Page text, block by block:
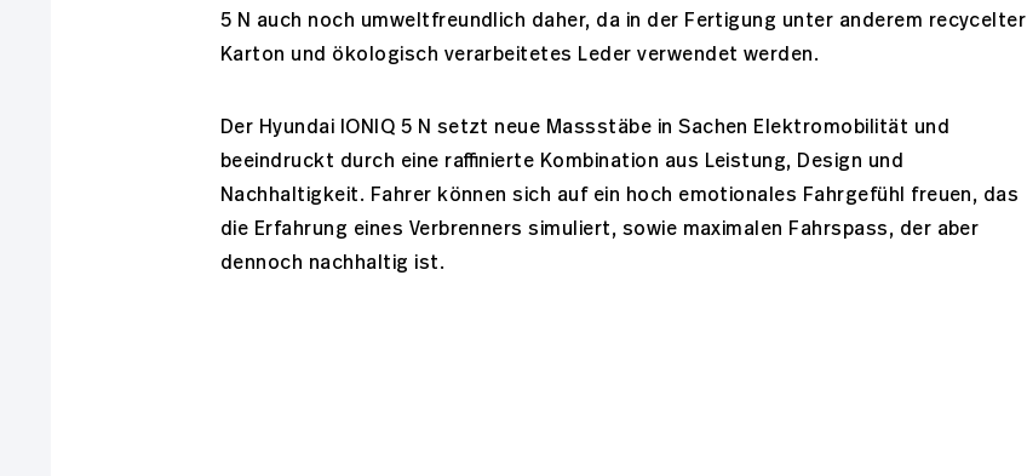
5 N auch noch umweltfreundlich daher, da in der Fertigung unter anderem recycelter
Karton und ökologisch verarbeitetes Leder verwendet werden.
Der Hyundai IONIQ 5 N setzt neue Massstäbe in Sachen Elektromobilität und
beeindruckt durch eine raffinierte Kombination aus Leistung, Design und
Nachhaltigkeit. Fahrer können sich auf ein hoch emotionales Fahrgefühl freuen, das
die Erfahrung eines Verbrenners simuliert, sowie maximalen Fahrspass, der aber
dennoch nachhaltig ist.